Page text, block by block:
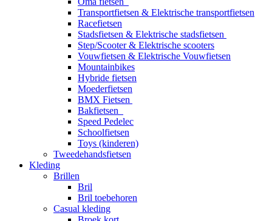
Transportfietsen & Elektrische transportfietsen
Racefietsen
Stadsfietsen & Elektrische stadsfietsen
Step/Scooter & Elektrische scooters
Vouwfietsen & Elektrische Vouwfietsen
Mountainbikes
Hybride fietsen
Moederfietsen
BMX Fietsen
Bakfietsen
Speed Pedelec
Schoolfietsen
Toys (kinderen)
Tweedehandsfietsen
Kleding
Brillen
Bril
Bril toebehoren
Casual kleding